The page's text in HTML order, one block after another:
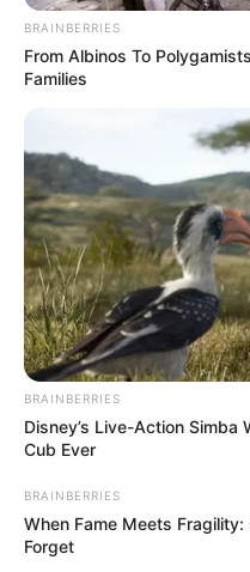
BRAINBERRIES
From Albinos To
Families
BRAINBERRIES
Disney’s Live-Action Simba
Cub Ever
BRAINBERRIES
When Fame Meets
Forget